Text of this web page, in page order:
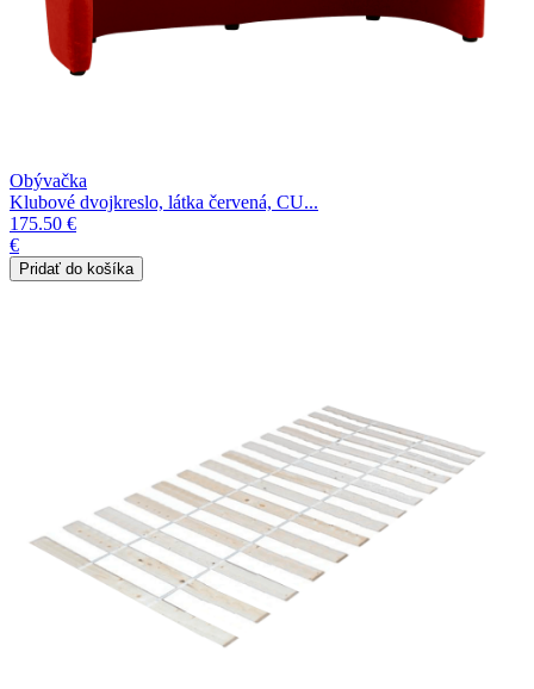
Obývačka
Klubové dvojkreslo, látka červená, CU...
175.50 €
€